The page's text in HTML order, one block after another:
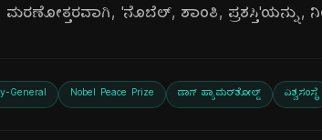
ಮರಣೋತ್ತರವಾಗಿ, 'ನೊಬೆಲ್, ಶಾಂತಿ, ಪ್ರಶಸ್ತಿ'ಯನ್ನು,
General Nobel Peace Prize ಡಾಗ್ ಹ್ಯಾಮರ್‌ಶೋಲ್ಡ್ ವಿಶ್ವಸಂಸ್ಥೆ